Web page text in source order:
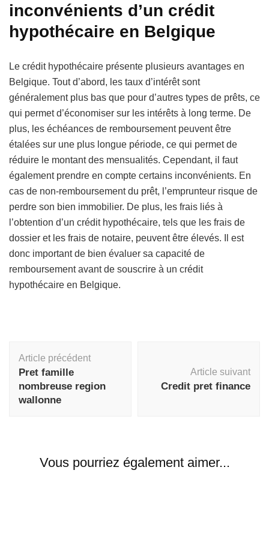
inconvénients d’un crédit
hypothécaire en Belgique
Le crédit hypothécaire présente plusieurs avantages en
Belgique. Tout d’abord, les taux d’intérêt sont
généralement plus bas que pour d’autres types de prêts, ce
qui permet d’économiser sur les intérêts à long terme. De
plus, les échéances de remboursement peuvent être
étalées sur une plus longue période, ce qui permet de
réduire le montant des mensualités. Cependant, il faut
également prendre en compte certains inconvénients. En
cas de non-remboursement du prêt, l’emprunteur risque de
perdre son bien immobilier. De plus, les frais liés à
l’obtention d’un crédit hypothécaire, tels que les frais de
dossier et les frais de notaire, peuvent être élevés. Il est
donc important de bien évaluer sa capacité de
remboursement avant de souscrire à un crédit
hypothécaire en Belgique.
d'article
Article précédent
Pret famille
nombreuse region
wallonne
Article suivant
Credit pret finance
Vous pourriez également aimer...